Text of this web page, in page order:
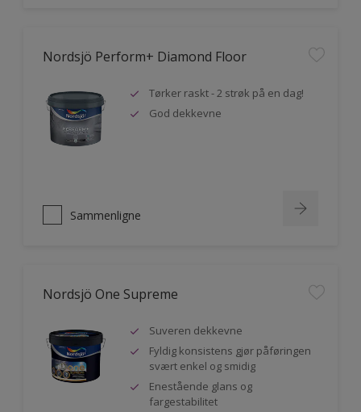
Nordsjö Perform+ Diamond Floor
Tørker raskt - 2 strøk på en dag!
God dekkevne
Sammenligne
Nordsjö One Supreme
Suveren dekkevne
Fyldig konsistens gjør påføringen
svært enkel og smidig
Enestående glans og
fargestabilitet